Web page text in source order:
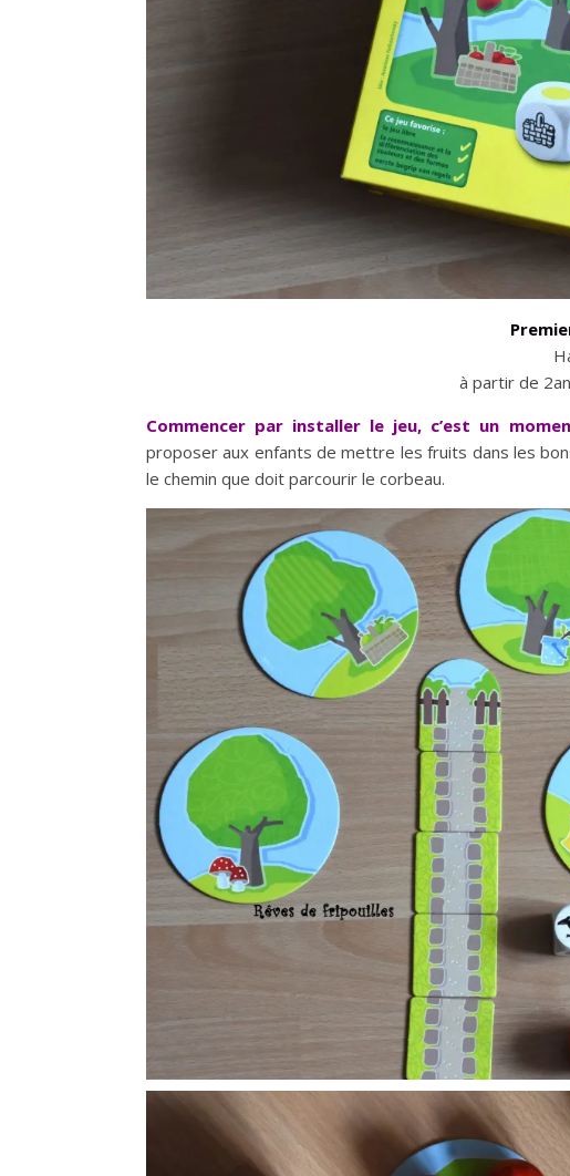
à partir de
Commencer par installer le jeu, c’est un
proposer aux enfants de mettre les fruits dans les
le chemin que doit parcourir le corbeau.